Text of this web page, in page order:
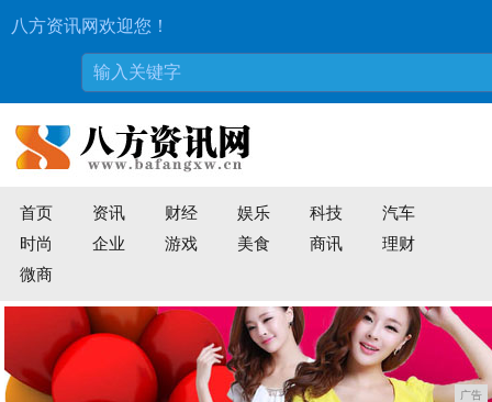
八方资讯网欢迎您！
首页 资讯 财经 娱乐 科技
汽车
时尚
企业 游戏 美食 商讯
理财
微商
广告